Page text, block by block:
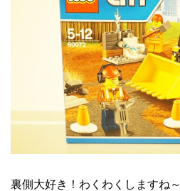
裏側大好き！わくわくしますね～